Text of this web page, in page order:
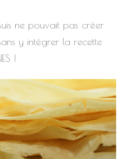
ne pouvait pas créer
y intégrer la recette
!